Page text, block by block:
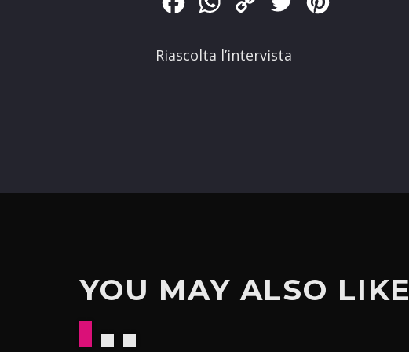
Riascolta l’intervista
YOU MAY ALSO LIKE